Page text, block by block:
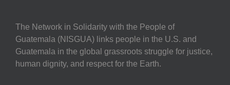
The Network in Solidarity with the People of
Guatemala (NISGUA) links people in the U.S. and
Guatemala in the global grassroots struggle for justice,
human dignity, and respect for the Earth.